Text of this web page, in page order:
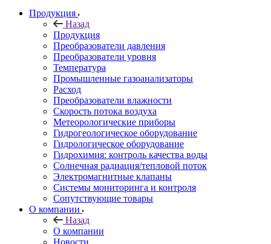
Продукция
Назад
Продукция
Преобразователи давления
Преобразователи уровня
Температура
Промышленные газоанализаторы
Расход
Преобразователи влажности
Скорость потока воздуха
Метеорологические приборы
Гидрогеологическое оборудование
Гидрологическое оборудование
Гидрохимия: контроль качества воды
Солнечная радиация/тепловой поток
Электромагнитные клапаны
Системы мониторинга и контроля
Сопутствующие товары
О компании
Назад
О компании
Новости